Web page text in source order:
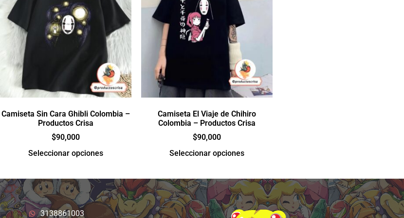
Camiseta Sin Cara Ghibli Colombia –
Productos Crisa
$90,000
Seleccionar opciones
Camiseta El Viaje de Chihiro
Colombia – Productos Crisa
$90,000
Seleccionar opciones
3138861003